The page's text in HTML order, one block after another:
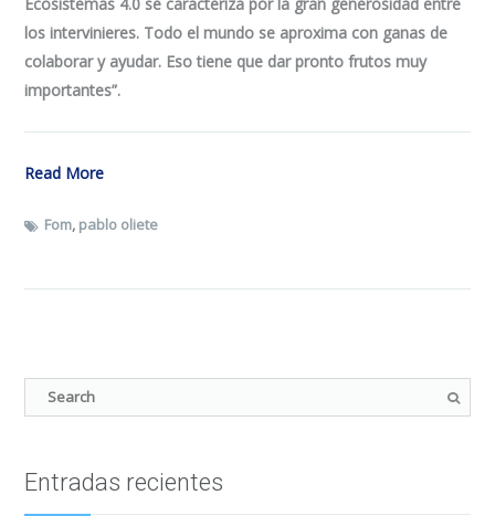
los intervinieres. Todo el mundo se aproxima con ganas de
colaborar y ayudar. Eso tiene que dar pronto frutos muy
importantes”.
Read More
Fom, pablo oliete
Entradas recientes